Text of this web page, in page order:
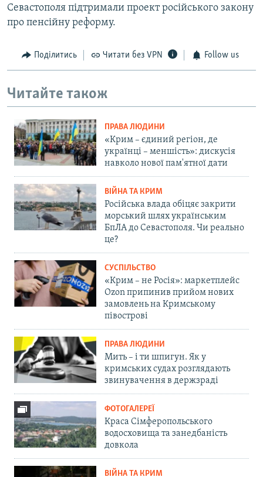
Севастополя підтримали проект російського закону
про пенсійну реформу.
Поділитись Читати без VPN Follow us
Читайте також
ПРАВА ЛЮДИНИ
«Крим – єдиний регіон, де
українці – меншість»: дискусія
навколо нової пам'ятної дати
ВІЙНА ТА КРИМ
Російська влада обіцяє закрити
морський шлях українським
БпЛА до Севастополя. Чи реально
це?
СУСПІЛЬСТВО
«Крим – не Росія»: маркетплейс
Ozon припинив прийом нових
замовлень на Кримському
півострові
ПРАВА ЛЮДИНИ
Мить – і ти шпигун. Як у
кримських судах розглядають
звинувачення в держзраді
ФОТОГАЛЕРЕЇ
Краса Сімферопольського
водосховища та занедбаність
довкола
ВІЙНА ТА КРИМ